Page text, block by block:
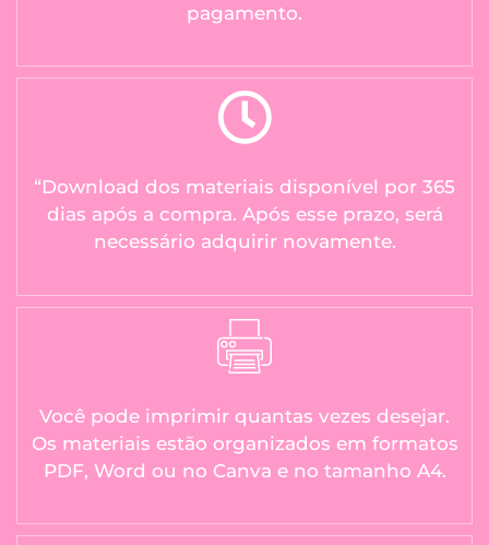
pagamento.
“Download dos materiais disponível por 365
dias após a compra. Após esse prazo, será
necessário adquirir novamente.
Você pode imprimir quantas vezes desejar.
Os materiais estão organizados em formatos
PDF, Word ou no Canva e no tamanho A4.